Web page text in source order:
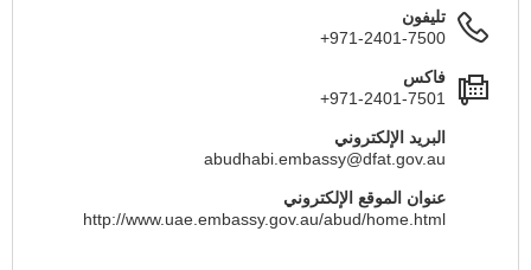
تليفون
+971-2401-7500
فاكس
+971-2401-7501
البريد الإلكتروني
abudhabi.embassy@dfat.gov.au
عنوان الموقع الإلكتروني
http://www.uae.embassy.gov.au/abud/home.html